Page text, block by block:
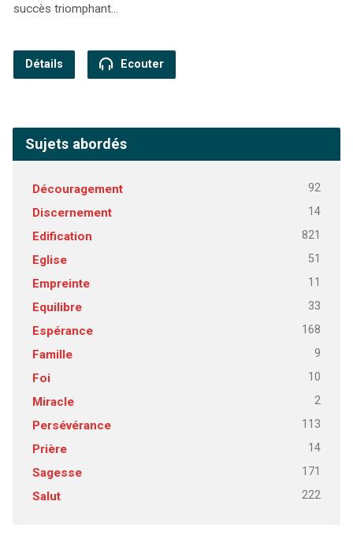
succès triomphant…
Détails Ecouter
Sujets abordés
Découragement 92
Discernement 14
Edification 821
Eglise 51
Empreinte 11
Equilibre 33
Espérance 168
Famille 9
Foi 10
Miracle 2
Persévérance 113
Prière 14
Sagesse 171
Salut 222